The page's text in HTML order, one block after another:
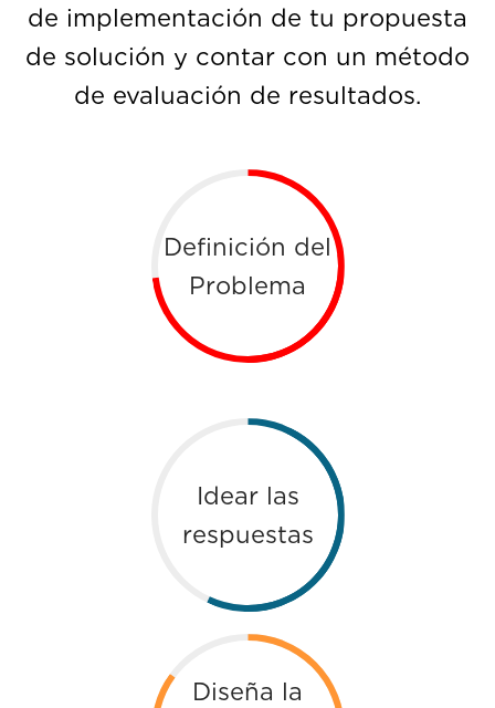
de implementación de tu propuesta
de solución y contar con un método
de evaluación de resultados.
Definición del
Problema
Idear las
respuestas
Diseña la